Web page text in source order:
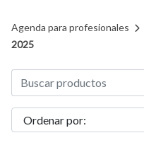
Agenda para profesionales
2025